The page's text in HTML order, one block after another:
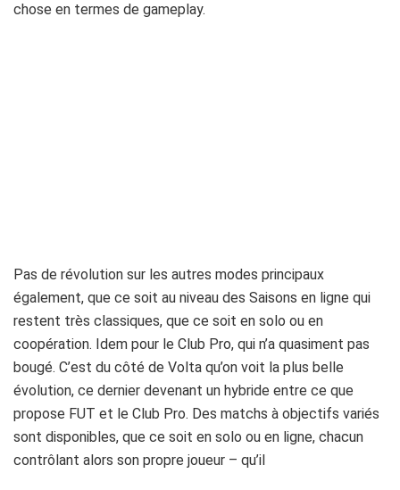
chose en termes de gameplay.
Pas de révolution sur les autres modes principaux
également, que ce soit au niveau des Saisons en ligne qui
restent très classiques, que ce soit en solo ou en
coopération. Idem pour le Club Pro, qui n’a quasiment pas
bougé. C’est du côté de Volta qu’on voit la plus belle
évolution, ce dernier devenant un hybride entre ce que
propose FUT et le Club Pro. Des matchs à objectifs variés
sont disponibles, que ce soit en solo ou en ligne, chacun
contrôlant alors son propre joueur – qu’il